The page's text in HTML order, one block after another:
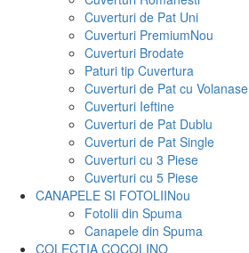
Cuverturi de Pat Uni
Cuverturi PremiumNou
Cuverturi Brodate
Paturi tip Cuvertura
Cuverturi de Pat cu Volanase
Cuverturi Ieftine
Cuverturi de Pat Dublu
Cuverturi de Pat Single
Cuverturi cu 3 Piese
Cuverturi cu 5 Piese
CANAPELE SI FOTOLIINou
Fotolii din Spuma
Canapele din Spuma
COLECTIA COCOLINO